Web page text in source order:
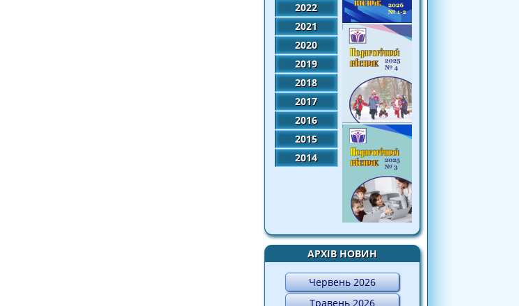
2022
2021
2020
2019
2018
2017
2016
2015
2014
АРХІВ НОВИН
Червень 2026
Травень 2026